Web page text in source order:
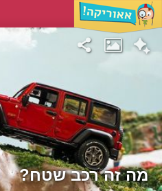
מה זה רכב שטח?